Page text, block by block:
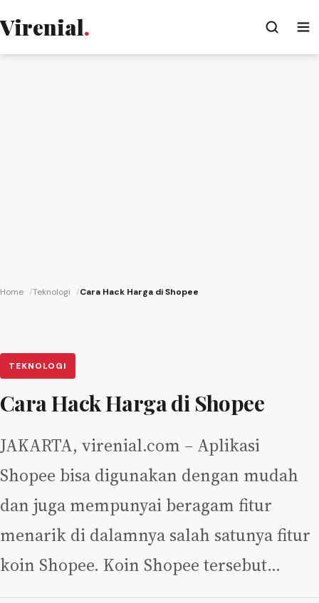
Virenial.
Home Teknologi Cara Hack Harga di Shopee
TEKNOLOGI
Cara Hack Harga di Shopee
JAKARTA, virenial.com – Aplikasi
Shopee bisa digunakan dengan mudah
dan juga mempunyai beragam fitur
menarik di dalamnya salah satunya fitur
koin Shopee. Koin Shopee tersebut…